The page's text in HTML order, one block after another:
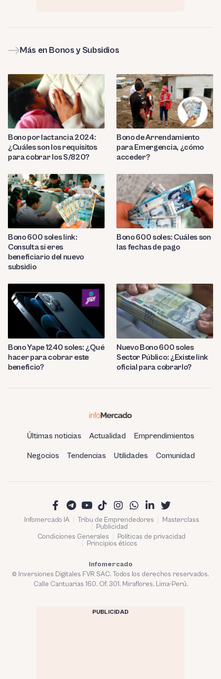
Más en Bonos y Subsidios
Bono por lactancia 2024:
¿Cuáles son los requisitos
para cobrar los S/820?
Bono de Arrendamiento
para Emergencia, ¿cómo
acceder?
Bono 600 soles link:
Consulta si eres
beneficiario del nuevo
subsidio
Bono 600 soles: Cuáles son
las fechas de pago
Bono Yape 1240 soles: ¿Qué
hacer para cobrar este
beneficio?
Nuevo Bono 600 soles
Sector Público: ¿Existe link
oficial para cobrarlo?
Últimas noticias Actualidad Emprendimientos
Negocios Tendencias Utilidades Comunidad
Infomercado IA Tribu de Emprendedores
Masterclass
Publicidad
Condiciones Generales
Políticas de privacidad
Principios éticos
Infomercado
© Inversiones Digitales FVR SAC. Todos los derechos reservados.
Calle Cantuarias 160. Of. 301. Miraflores, Lima-Perú.
PUBLICIDAD